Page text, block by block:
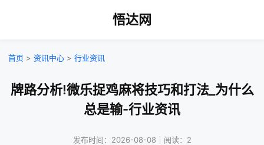
悟达网
首页 > 资讯中心 > 行业资讯
牌路分析!微乐捉鸡麻将技巧和打法_为什么
总是输-行业资讯
发布时间：2026-08-08｜阅读：2